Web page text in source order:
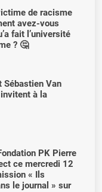
de racisme
avez-vous
fait l’université
? 🤔
Sébastien Van
à la
PK Pierre
ce mercredi 12
« Ils
le journal » sur